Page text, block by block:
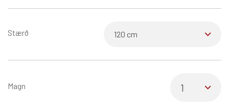
Stærð
Magn